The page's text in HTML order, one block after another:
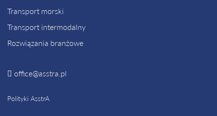
Transport morski
Transport intermodalny
Rozwiązania branżowe
office@asstra.pl
Polityki AsstrA